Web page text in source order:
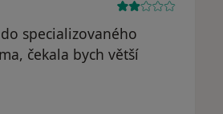
specializovaného
čekala bych větší